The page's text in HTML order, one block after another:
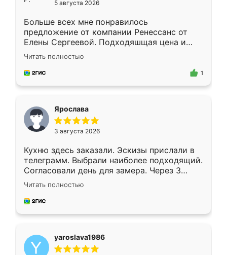
5 августа 2026
Больше всех мне понравилось
предложение от компании Ренессанс от
Елены Сергеевой. Подходяшщая цена и
короткие сроки изготовления. Приехавший
для замера сотрудник Владислав
предложил по моему эскизу самый
Читать полностью
1
Ярослава
3 августа 2026
Кухню здесь заказали. Эскизы прислали в
телеграмм. Выбрали наиболее подходящий.
Согласовали день для замера. Через 3
недели кухня была уже готова. Остались
довольны работой. Спасибо Ренессанс
мебель за качественную работу!
Читать полностью
yaroslava1986